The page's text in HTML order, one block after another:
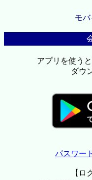
モ
アプリを使う
ダウ
パスワー
【ロ